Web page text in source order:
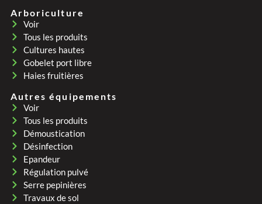
Arboriculture
Voir
Tous les produits
Cultures hautes
Gobelet port libre
Haies fruitières
Autres équipements
Voir
Tous les produits
Démoustication
Désinfection
Epandeur
Régulation pulvé
Serre pepinières
Travaux de sol